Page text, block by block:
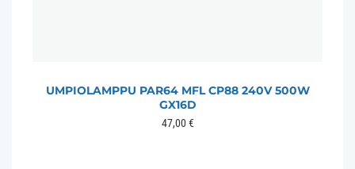
UMPIOLAMPPU PAR64 MFL CP88 240V 500W
GX16D
47,00€